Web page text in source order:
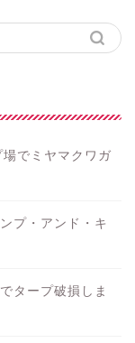
でミヤマクワガ
プ・アンド・キ
タープ破損しま